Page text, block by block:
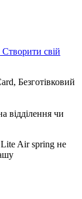
Створити свій
Безготівковий
чи
Air spring не